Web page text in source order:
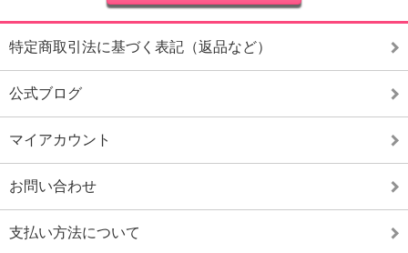
特定商取引法に基づく表記（返品など）
公式ブログ
マイアカウント
お問い合わせ
支払い方法について